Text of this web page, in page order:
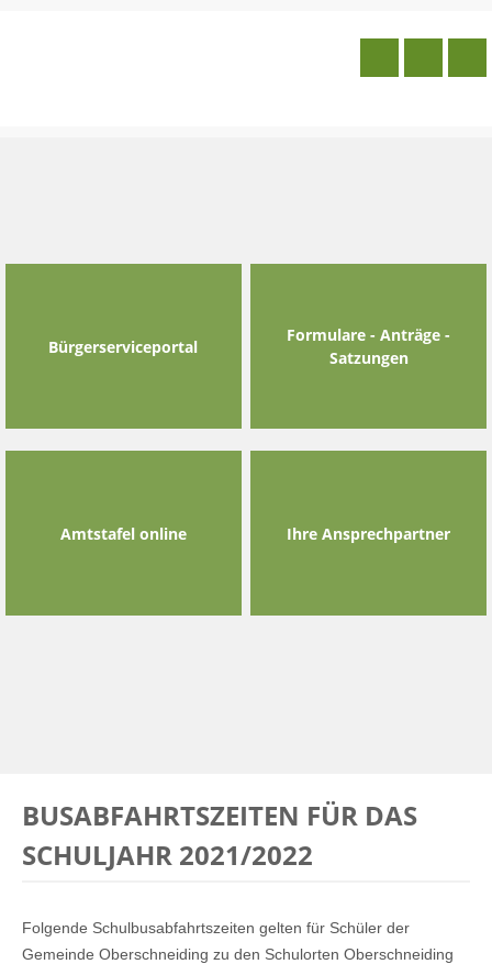
Bürgerserviceportal
Formulare - Anträge -
Satzungen
Amtstafel online Ihre Ansprechpartner
BUSABFAHRTSZEITEN FÜR DAS
SCHULJAHR 2021/2022
Folgende Schulbusabfahrtszeiten gelten für Schüler der
Gemeinde Oberschneiding zu den Schulorten Oberschneiding